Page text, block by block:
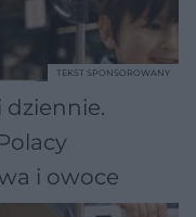
dziennie.
i owoce
TEKST SPONSOROWANY